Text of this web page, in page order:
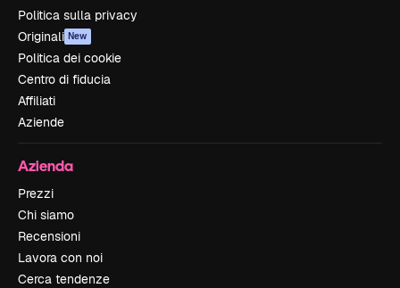
Politica sulla privacy
Originali New
Politica dei cookie
Centro di fiducia
Affiliati
Aziende
Azienda
Prezzi
Chi siamo
Recensioni
Lavora con noi
Cerca tendenze